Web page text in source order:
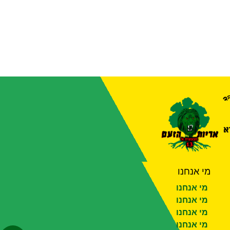
מי אנחנו
מי אנחנו
מי אנחנו
מי אנחנו
מי אנחנו